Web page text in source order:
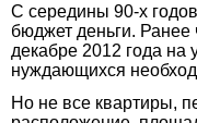
С середины 90-х
бюджет деньги.
декабре 2012 года на
нуждающихся
Но не все квартиры,